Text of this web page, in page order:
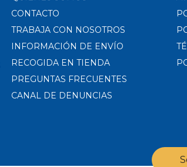
CONTACTO
TRABAJA CON NOSOTROS
INFORMACIÓN DE ENVÍO
RECOGIDA EN TIENDA
PREGUNTAS FRECUENTES
CANAL DE DENUNCIAS